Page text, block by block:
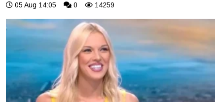
05 Aug 14:05 0 14259